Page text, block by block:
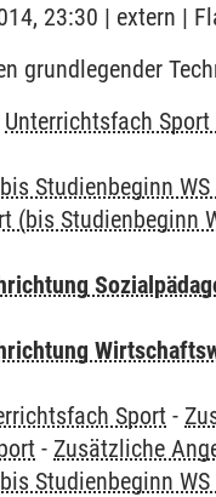
23:30 | extern |
grundlegender
Unterrichtsfach
Studienbeginn
(bis Studienbeginn
Sport -
- Zusätzliche
Studienbeginn